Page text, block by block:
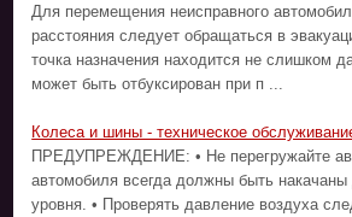
Для перемещения неисправного
расстояния следует обращаться в
точка назначения находится не слишком
может быть отбуксирован при п ...
Колеса и шины - техническое
ПРЕДУПРЕЖДЕНИЕ: • Не перегружайте
автомобиля всегда должны быть накачаны
уровня. • Проверять давление воздуха